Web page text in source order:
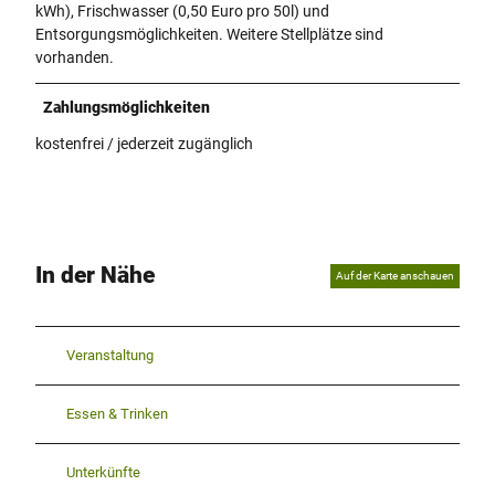
kWh), Frischwasser (0,50 Euro pro 50l) und
Entsorgungsmöglichkeiten. Weitere Stellplätze sind
vorhanden.
Zahlungsmöglichkeiten
kostenfrei / jederzeit zugänglich
In der Nähe Auf der Karte anschauen
Veranstaltung
Essen & Trinken
Unterkünfte